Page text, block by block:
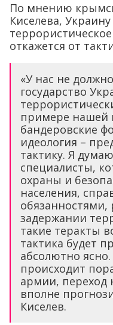
По мнению
Киселева,
откажется от
«У нас не
государство
примере нашей
бандеровские
идеология –
тактику. Я
специалисты,
охраны и
населения,
задержании
такие теракты
тактика будет
абсолютно ясно.
происходит
армии, переход
вполне
Киселев.